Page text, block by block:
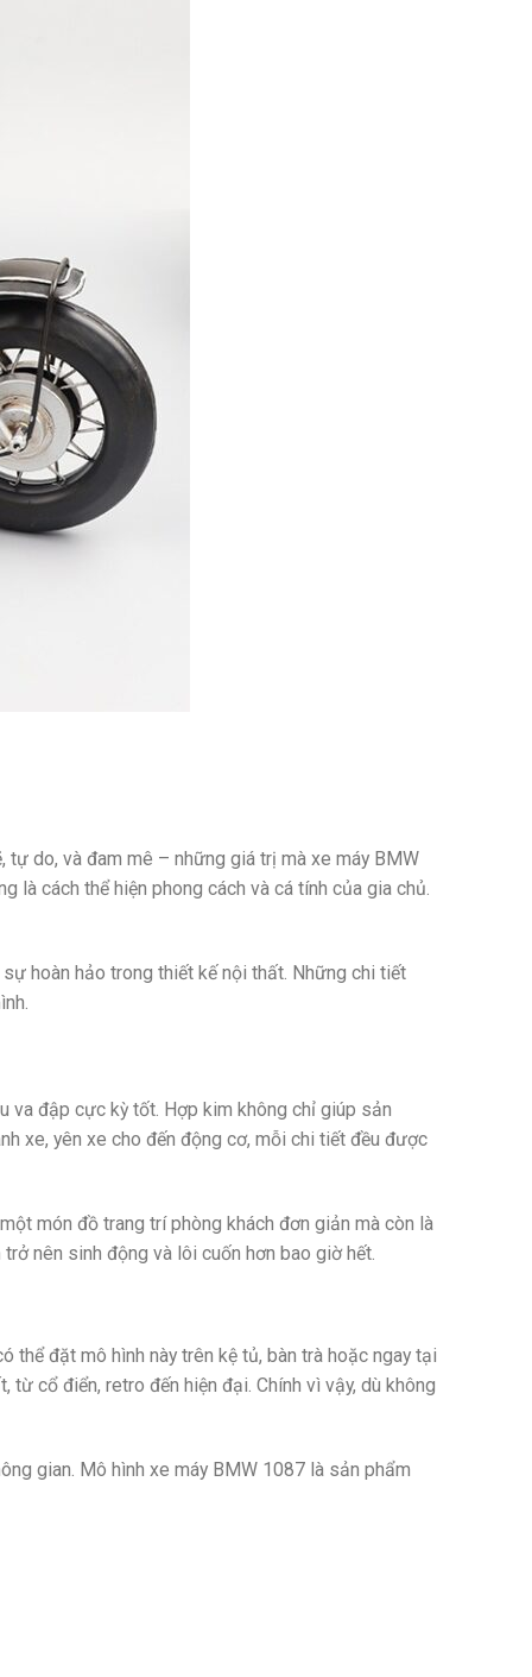
do, và đam mê – những giá trị mà xe máy BMW
là cách thể hiện phong cách và cá tính của gia chủ.
hoàn hảo trong thiết kế nội thất. Những chi tiết
va đập cực kỳ tốt. Hợp kim không chỉ giúp sản
xe, yên xe cho đến động cơ, mỗi chi tiết đều được
món đồ trang trí phòng khách đơn giản mà còn là
nên sinh động và lôi cuốn hơn bao giờ hết.
thể đặt mô hình này trên kệ tủ, bàn trà hoặc ngay tại
cổ điển, retro đến hiện đại. Chính vì vậy, dù không
gian. Mô hình xe máy BMW 1087 là sản phẩm